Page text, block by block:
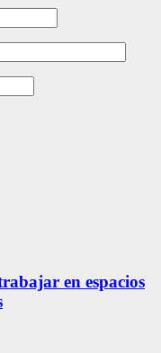
en espacios